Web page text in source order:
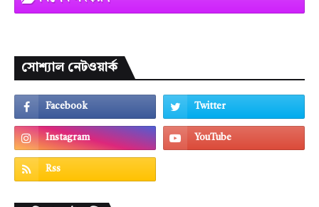
সোশ্যাল নেটওয়ার্ক